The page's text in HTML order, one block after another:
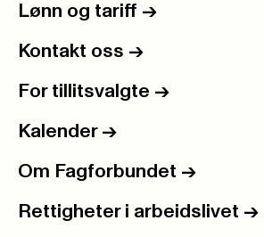
Lønn og tariff ->
Kontakt oss ->
For tillitsvalgte ->
Kalender ->
Om Fagforbundet ->
Rettigheter i arbeidslivet ->